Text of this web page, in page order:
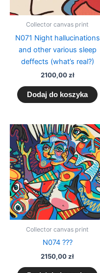
Collector canvas print
N071 Night hallucinations
and other various sleep
deffects (what’s real?)
2100,00zł
Dodaj do koszyka
Collector canvas print
N074 ???
2150,00zł